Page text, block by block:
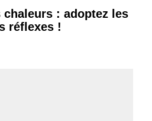
: adoptez les
réflexes !